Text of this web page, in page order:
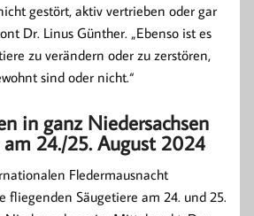
gestört, aktiv vertrieben oder gar
Dr. Linus Günther. „Ebenso ist es
zu verändern oder zu zerstören,
sind oder nicht.“
in ganz Niedersachsen
am 24./25. August 2024
Fledermausnacht
fliegenden Säugetiere am 24. und 25.